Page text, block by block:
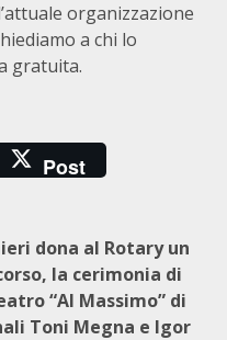
organizzazione
a chi lo
gratuita.
Post
dona al Rotary un
la cerimonia di
“Al Massimo” di
Toni Megna e Igor